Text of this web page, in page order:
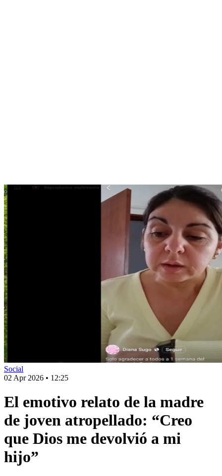
Social
02 Apr 2026 • 12:25
El emotivo relato de la madre
de joven atropellado: “Creo
que Dios me devolvió a mi
hijo”